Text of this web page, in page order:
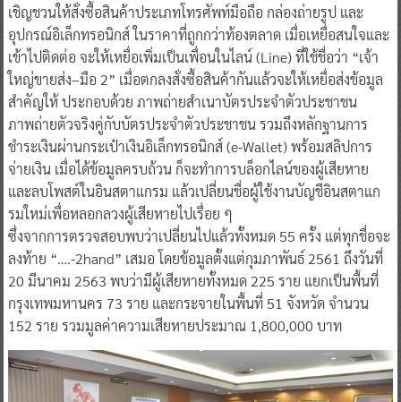
เชิญชวนให้สั่งซื้อสินค้าประเภทโทรศัพท์มือถือ กล่องถ่ายรูป และ
อุปกรณ์อิเล็กทรอนิกส์ ในราคาที่ถูกกว่าท้องตลาด เมื่อเหยื่อสนใจและ
เข้าไปติดต่อ จะให้เหยื่อเพิ่มเป็นเพื่อนในไลน์ (Line) ที่ใช้ชื่อว่า “เจ้า
ใหญ่ขายส่ง–มือ 2” เมื่อตกลงสั่งซื้อสินค้ากันแล้วจะให้เหยื่อส่งข้อมูล
สำคัญให้ ประกอบด้วย ภาพถ่ายสำเนาบัตรประจำตัวประชาชน
ภาพถ่ายตัวจริงคู่กับบัตรประจำตัวประชาชน รวมถึงหลักฐานการ
ชำระเงินผ่านกระเป๋าเงินอิเล็กทรอนิกส์ (e-Wallet) พร้อมสลิปการ
จ่ายเงิน เมื่อได้ข้อมูลครบถ้วน ก็จะทำการบล็อกไลน์ของผู้เสียหาย
และลบโพสต์ในอินสตาแกรม แล้วเปลี่ยนชื่อผู้ใช้งานบัญชีอินสตาแก
รมใหม่เพื่อหลอกลวงผู้เสียหายไปเรื่อย ๆ
ซึ่งจากการตรวจสอบพบว่าเปลี่ยนไปแล้วทั้งหมด 55 ครั้ง แต่ทุกชื่อจะ
ลงท้าย “….-2hand” เสมอ โดยข้อมูลตั้งแต่กุมภาพันธ์ 2561 ถึงวันที่
20 มีนาคม 2563 พบว่ามีผู้เสียหายทั้งหมด 225 ราย แยกเป็นพื้นที่
กรุงเทพมหานคร 73 ราย และกระจายในพื้นที่ 51 จังหวัด จำนวน
152 ราย รวมมูลค่าความเสียหายประมาณ 1,800,000 บาท